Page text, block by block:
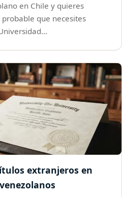
en Chile y quieres
que necesites
extranjeros en